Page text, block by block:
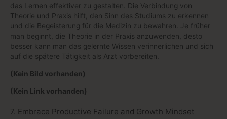
das Lernen effektiver zu gestalten. Die Verbindung von
Theorie und Praxis hilft, den Sinn des Studiums zu erkennen
und die Begeisterung für die Medizin zu bewahren. Je früher
man beginnt, die Theorie in der Praxis anzuwenden, desto
besser kann man das gelernte Wissen verinnerlichen und sich
auf die spätere Tätigkeit als Arzt vorbereiten.
(Kein Bild vorhanden)
(Kein Link vorhanden)
7. Embrace Productive Failure and Growth Mindset